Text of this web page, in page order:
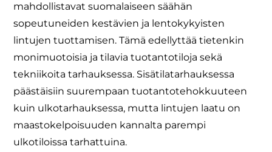
mahdollistavat suomalaiseen säähän
sopeutuneiden kestävien ja lentokykyisten
lintujen tuottamisen. Tämä edellyttää tietenkin
monimuotoisia ja tilavia tuotantotiloja sekä
tekniikoita tarhauksessa. Sisätilatarhauksessa
päästäisiin suurempaan tuotantotehokkuuteen
kuin ulkotarhauksessa, mutta lintujen laatu on
maastokelpoisuuden kannalta parempi
ulkotiloissa tarhattuina.